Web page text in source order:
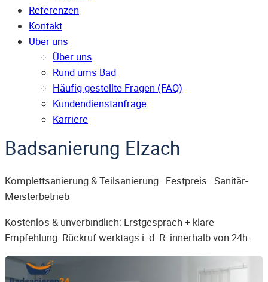
Referenzen
Kontakt
Über uns
Über uns
Rund ums Bad
Häufig gestellte Fragen (FAQ)
Kunden­dienst­anfrage
Karriere
Badsanierung Elzach
Komplettsanierung & Teilsanierung · Festpreis · Sanitär-
Meisterbetrieb
Kostenlos & unverbindlich: Erstgespräch + klare
Empfehlung. Rückruf werktags i. d. R. innerhalb von 24h.